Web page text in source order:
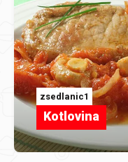
zsedlanic1
Kotlovina